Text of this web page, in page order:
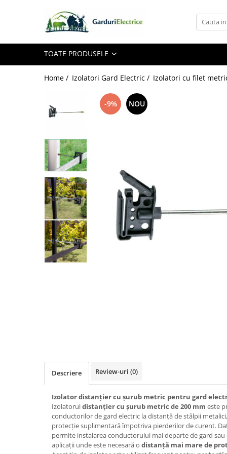
Toate Produsele
Impulsor - Generator Impulsuri -
Pulsator Gard Electric
NEXON BEASTSHOCK
NEXON SRONGSHOCK
NEXON EASYSHOCK și PITISHOCK
Izolatori Gard Electric
Izolatori – Utilizare generală
Izolatori Plat
Izolatori cu filet metric
Izolatori pentru colț
Izolatori pentru poartǎ
Izolatori Speciali
Izolatori pentru sistem T-POST
Gard Electric pentru Vaci și Oi
Pachete cu Impulsator + Panou +
Accesorii gard Electric
Alimentator Gard Electric
Cabluri Auxiliare
TOATE PRODUSELE
Home / Izolatori Gard Electric / Izolatori cu filet
-9% NOU
Descriere Review-uri (0)
Izolator distanțier cu șurub metric pentru gard
Izolatoruldistanțier cu șurub metric de 200 mm este
conductorilor de gard electric la distanță de stâlpii
protecție suplimentară împotriva pierderilor de curent.
permite instalarea conductorului mai departe de gard
aplicații unde este necesară o distanță mai mare de